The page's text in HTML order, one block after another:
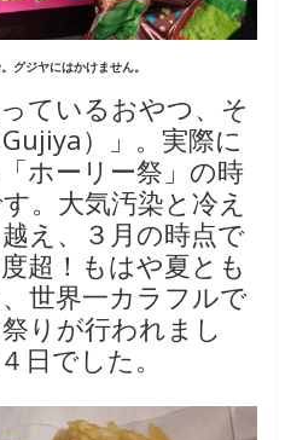
グジヤにはかけません。
ているおやつ、そ
）」。実際に
ホーリー祭」の時
。大気汚染と冷え
え、３月の時点で
超！もはや夏とも
世界一カラフルで
りが行われまし
日でした。